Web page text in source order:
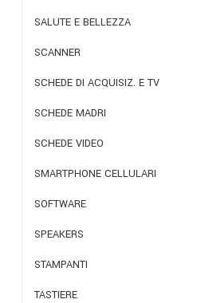
SALUTE E BELLEZZA
SCANNER
SCHEDE DI ACQUISIZ. E TV
SCHEDE MADRI
SCHEDE VIDEO
SMARTPHONE CELLULARI
SOFTWARE
SPEAKERS
STAMPANTI
TASTIERE